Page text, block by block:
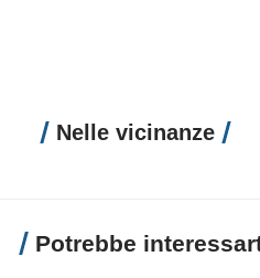
Nelle vicinanze
Potrebbe